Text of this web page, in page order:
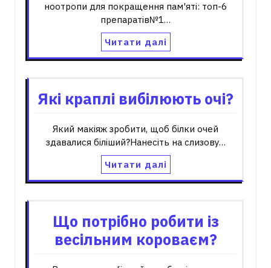
ноотропи для покращення пам'яті: топ-6
препаратів№1…
Читати далі
Які краплі вибілюють очі?
Який макіяж зробити, щоб білки очей
здавалися біліший?Нанесіть на слизову…
Читати далі
Що потрібно робити із
весільним короваєм?